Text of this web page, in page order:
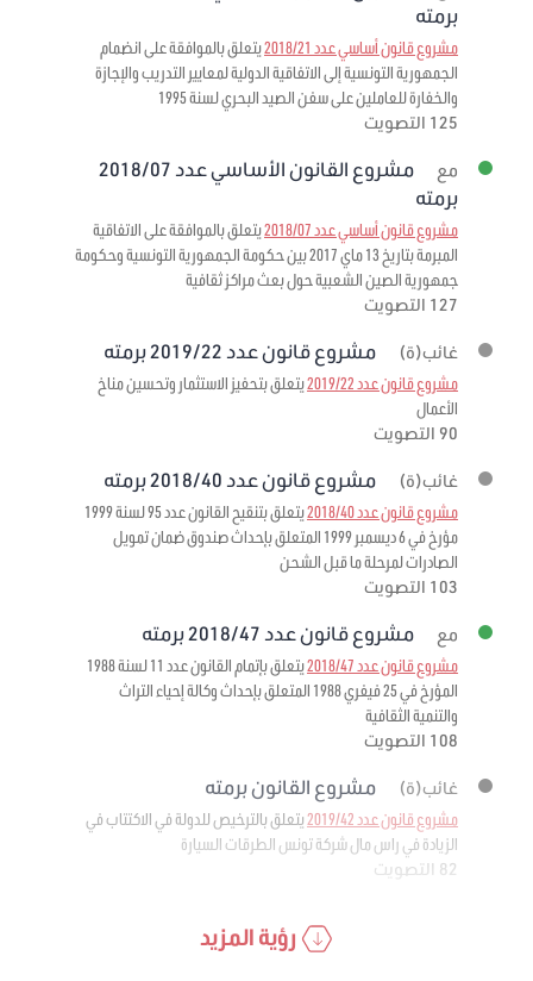
برمته
مشروع قانون أساسي عدد 2018/21
يتعلق بالموافقة على انضمام
الجمهورية التونسية إلى الاتفاقية الدولية لمعايير التدريب والإجازة
والخفارة للعاملين على سفن الصيد البحري لسنة 1995
125 التصويت
مع
مشروع القانون الأساسي عدد 2018/07
برمته
مشروع قانون أساسي عدد 2018/07
يتعلق بالموافقة على الاتفاقية
المبرمة بتاريخ 13 ماي 2017 بين حكومة الجمهورية التونسية وحكومة
جمهورية الصين الشعبية حول بعث مراكز ثقافية
127 التصويت
غائب(ة) مشروع قانون عدد 2019/22 برمته
مشروع قانون عدد 2019/22
يتعلق بتحفيز الاستثمار وتحسين مناخ
الأعمال
90 التصويت
غائب(ة) مشروع قانون عدد 2018/40 برمته
مشروع قانون عدد 2018/40
يتعلق بتنقيح القانون عدد 95 لسنة 1999
مؤرخ في 6 ديسمبر 1999 المتعلق بإحداث صندوق ضمان تمويل
الصادرات لمرحلة ما قبل الشحن
103 التصويت
مع مشروع قانون عدد 2018/47 برمته
مشروع قانون عدد 2018/47
يتعلق بإتمام القانون عدد 11 لسنة 1988
المؤرخ في 25 فيفري 1988 المتعلق بإحداث وكالة إحياء التراث
والتنمية الثقافية
108 التصويت
غائب(ة) مشروع القانون برمته
مشروع قانون عدد 2019/42
يتعلق بالترخيص للدولة في الاكتتاب في
الزيادة في راس مال شركة تونس الطرقات السيارة
82 التصويت
رؤية المزيد